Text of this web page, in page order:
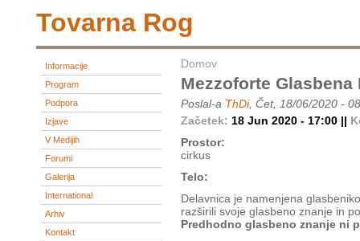
Tovarna Rog
Informacije
Program
Podpora
Izjave
V Medijih
Forumi
Galerija
International
Arhiv
Kontakt
Domov
Mezzoforte Glasbena
Poslal-a ThDi, Čet, 18/06/2020 -
Začetek: 18 Jun 2020 - 17:00 ||
Prostor:
cirkus
Telo:
Delavnica je namenjena
razširili svoje glasbeno znanje in
Predhodno glasbeno znanje ni